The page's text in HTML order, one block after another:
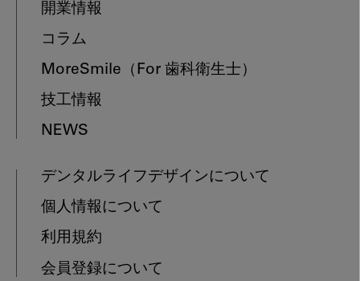
開業情報
コラム
MoreSmile （For 歯科衛生士）
技工情報
NEWS
デンタルライフデザインについて
個人情報について
利用規約
会員登録について